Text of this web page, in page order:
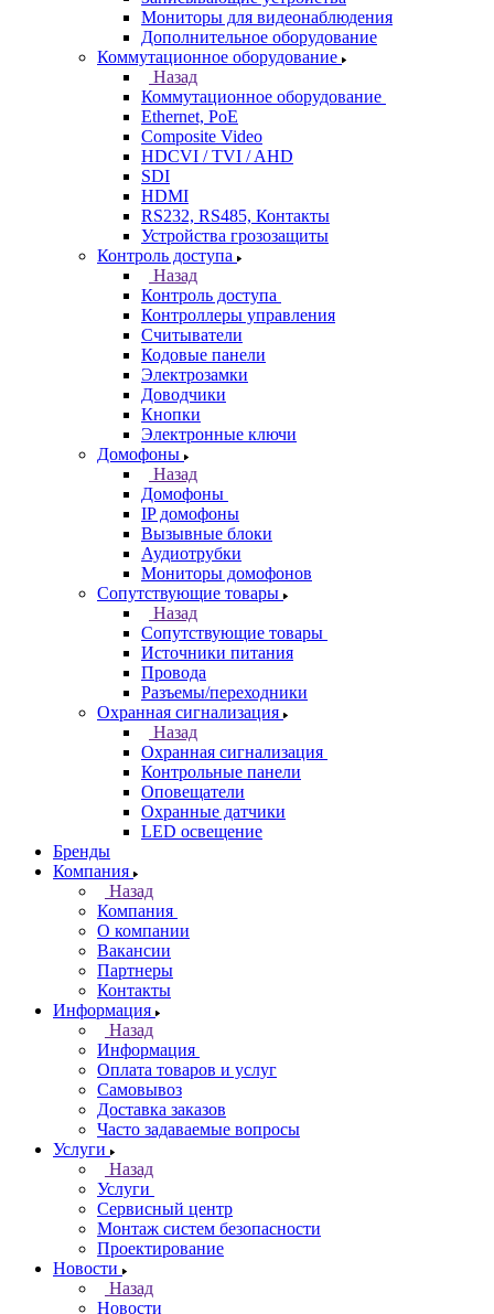
Мониторы для видеонаблюдения
Дополнительное оборудование
Коммутационное оборудование
Назад
Коммутационное оборудование
Ethernet, PoE
Composite Video
HDCVI / TVI / AHD
SDI
HDMI
RS232, RS485, Контакты
Устройства грозозащиты
Контроль доступа
Назад
Контроль доступа
Контроллеры управления
Считыватели
Кодовые панели
Электрозамки
Доводчики
Кнопки
Электронные ключи
Домофоны
Назад
Домофоны
IP домофоны
Вызывные блоки
Аудиотрубки
Мониторы домофонов
Сопутствующие товары
Назад
Сопутствующие товары
Источники питания
Провода
Разъемы/переходники
Охранная сигнализация
Назад
Охранная сигнализация
Контрольные панели
Оповещатели
Охранные датчики
LED освещение
Бренды
Компания
Назад
Компания
О компании
Вакансии
Партнеры
Контакты
Информация
Назад
Информация
Оплата товаров и услуг
Самовывоз
Доставка заказов
Часто задаваемые вопросы
Услуги
Назад
Услуги
Сервисный центр
Монтаж систем безопасности
Проектирование
Новости
Назад
Новости